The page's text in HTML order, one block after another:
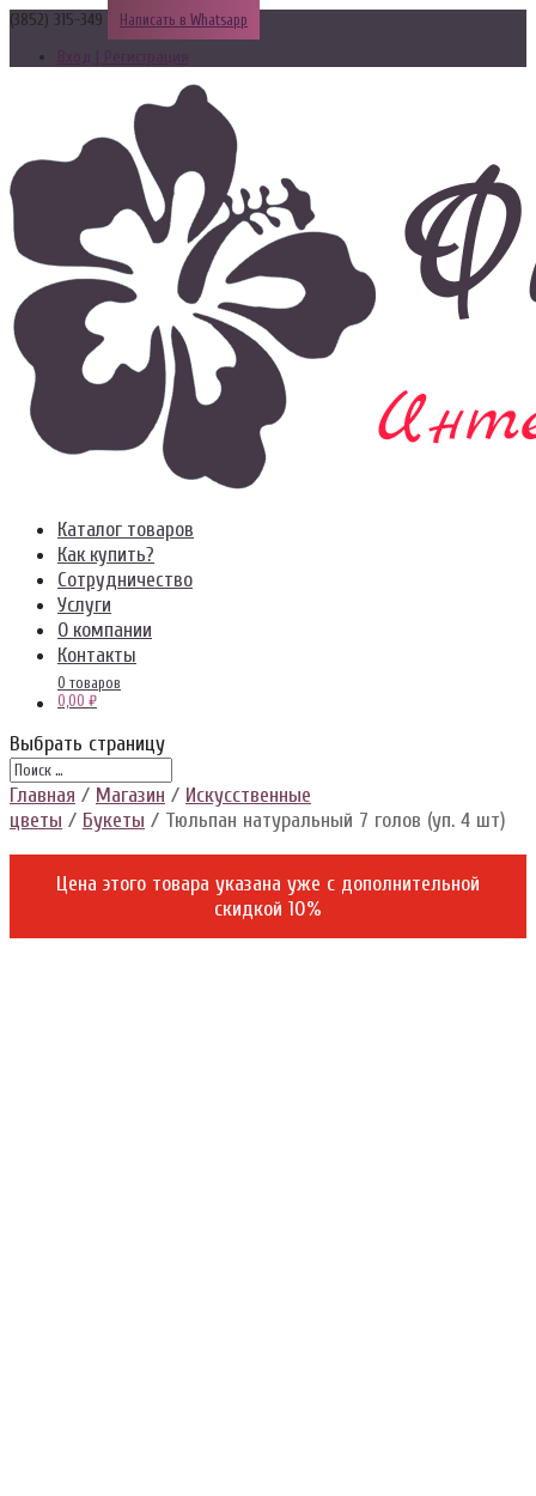
(3852) 315-349 Написать в Whatsapp
Вход | Регистрация
Каталог товаров
Как купить?
Сотрудничество
Услуги
О компании
Контакты
0 товаров
0,00 ₽
Выбрать страницу
Главная / Магазин / Искусственные
цветы / Букеты / Тюльпан натуральный 7 голов (уп. 4 шт)
Цена этого товара указана уже c дополнительной
скидкой 10%